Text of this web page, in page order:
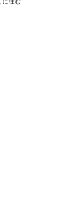
に住む